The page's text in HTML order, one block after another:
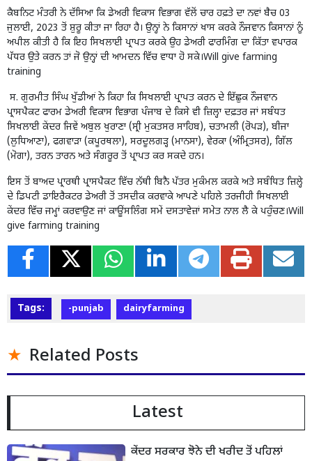
ਕੈਬਨਿਟ ਮੰਤਰੀ ਨੇ ਦੱਸਿਆ ਕਿ ਡੇਅਰੀ ਵਿਕਾਸ ਵਿਭਾਗ ਵੱਲੋਂ ਚਾਰ ਹਫ਼ਤੇ ਦਾ ਨਵਾਂ ਬੈਚ 03
ਜੁਲਾਈ, 2023 ਤੋਂ ਸ਼ੁਰੂ ਕੀਤਾ ਜਾ ਰਿਹਾ ਹੈ। ਉਨ੍ਹਾਂ ਨੇ ਕਿਸਾਨਾਂ ਖਾਸ ਕਰਕੇ ਨੌਜਵਾਨ ਕਿਸਾਨਾਂ ਨੂੰ
ਅਪੀਲ ਕੀਤੀ ਹੈ ਕਿ ਇਹ ਸਿਖਲਾਈ ਪ੍ਰਾਪਤ ਕਰਕੇ ਉਹ ਡੇਅਰੀ ਫਾਰਮਿੰਗ ਦਾ ਕਿੱਤਾ ਵਪਾਰਕ
ਪੱਧਰ ਉਤੇ ਕਰਨ ਤਾਂ ਜੋ ਉਨ੍ਹਾਂ ਦੀ ਆਮਦਨ ਵਿੱਚ ਵਾਧਾ ਹੋ ਸਕੇ।Will give farming
training
ਸ. ਗੁਰਮੀਤ ਸਿੰਘ ਖੁੱਡੀਆਂ ਨੇ ਕਿਹਾ ਕਿ ਸਿਖਲਾਈ ਪ੍ਰਾਪਤ ਕਰਨ ਦੇ ਇੱਛੁਕ ਨੌਜਵਾਨ
ਪ੍ਰਾਸਪੈਕਟ ਫਾਰਮ ਡੇਅਰੀ ਵਿਕਾਸ ਵਿਭਾਗ ਪੰਜਾਬ ਦੇ ਕਿਸੇ ਵੀ ਜ਼ਿਲ੍ਹਾ ਦਫ਼ਤਰ ਜਾਂ ਸਬੰਧਤ
ਸਿਖਲਾਈ ਕੇਂਦਰ ਜਿਵੇਂ ਅਬੁਲ ਖੁਰਾਣਾ (ਸ੍ਰੀ ਮੁਕਤਸਰ ਸਾਹਿਬ), ਚਤਾਮਲੀ (ਰੋਪੜ), ਬੀਜਾ
(ਲੁਧਿਆਣਾ), ਫਗਵਾੜਾ (ਕਪੂਰਥਲਾ), ਸਰਦੂਲਗੜ੍ਹ (ਮਾਨਸਾ), ਵੇਰਕਾ (ਅੰਮ੍ਰਿਤਸਰ), ਗਿੱਲ
(ਮੋਗਾ), ਤਰਨ ਤਾਰਨ ਅਤੇ ਸੰਗਰੂਰ ਤੋਂ ਪ੍ਰਾਪਤ ਕਰ ਸਕਦੇ ਹਨ।
ਇਸ ਤੋਂ ਬਾਅਦ ਪ੍ਰਾਰਥੀ ਪ੍ਰਾਸਪੈਕਟ ਵਿੱਚ ਨੱਥੀ ਬਿਨੈ ਪੱਤਰ ਮੁਕੰਮਲ ਕਰਕੇ ਅਤੇ ਸਬੰਧਿਤ ਜ਼ਿਲ੍ਹੇ
ਦੇ ਡਿਪਟੀ ਡਾਇਰੈਕਟਰ ਡੇਅਰੀ ਤੋਂ ਤਸਦੀਕ ਕਰਵਾਕੇ ਆਪਣੇ ਪਹਿਲੇ ਤਰਜੀਹੀ ਸਿਖਲਾਈ
ਕੇਂਦਰ ਵਿੱਚ ਜਮ੍ਹਾਂ ਕਰਵਾਉਣ ਜਾਂ ਕਾਊਂਸਲਿੰਗ ਸਮੇਂ ਦਸਤਾਵੇਜ਼ਾਂ ਸਮੇਤ ਨਾਲ ਲੈ ਕੇ ਪਹੁੰਚਣ।Will
give farming training
Tags: -punjab dairyfarming
Related Posts
Latest
ਕੇਂਦਰ ਸਰਕਾਰ ਝੋਨੇ ਦੀ ਖਰੀਦ ਤੋਂ ਪਹਿਲਾਂ